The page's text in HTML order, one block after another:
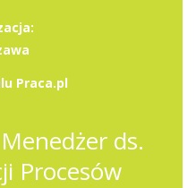
Praca.pl
ds.
Procesów